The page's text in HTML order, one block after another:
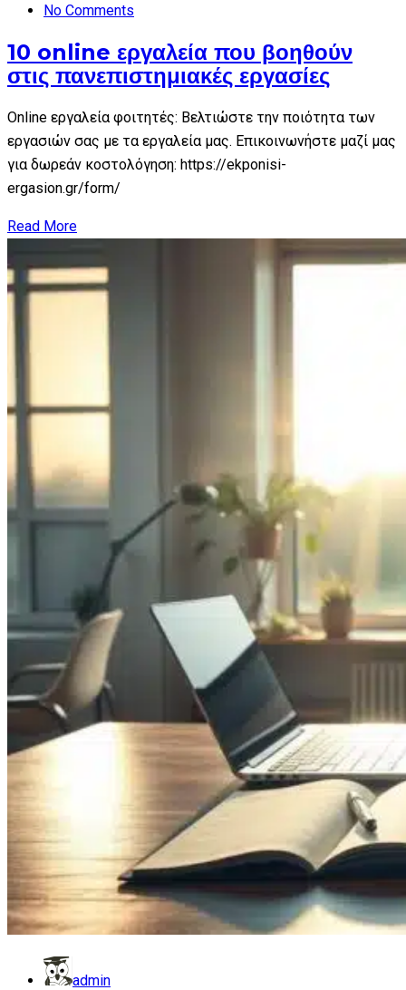
No Comments
10 online εργαλεία που βοηθούν
στις πανεπιστημιακές εργασίες
Online εργαλεία φοιτητές: Βελτιώστε την ποιότητα των
εργασιών σας με τα εργαλεία μας. Επικοινωνήστε μαζί μας
για δωρεάν κοστολόγηση: https://ekponisi-
ergasion.gr/form/
Read More
admin